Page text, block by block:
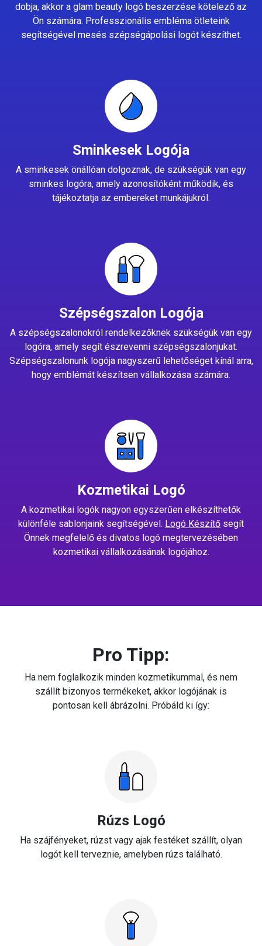
dobja, akkor a glam beauty logó beszerzése kötelező az
Ön számára. Professzionális embléma ötleteink
segítségével mesés szépségápolási logót készíthet.
Sminkesek Logója
A sminkesek önállóan dolgoznak, de szükségük van egy
sminkes logóra, amely azonosítóként működik, és
tájékoztatja az embereket munkájukról.
Szépségszalon Logója
A szépségszalonokról rendelkezőknek szükségük van egy
logóra, amely segít észrevenni szépségszalonjukat.
Szépségszalonunk logója nagyszerű lehetőséget kínál arra,
hogy emblémát készítsen vállalkozása számára.
Kozmetikai Logó
A kozmetikai logók nagyon egyszerűen elkészíthetők
különféle sablonjaink segítségével. Logó Készítő segít
Önnek megfelelő és divatos logó megtervezésében
kozmetikai vállalkozásának logójához.
Pro Tipp:
Ha nem foglalkozik minden kozmetikummal, és nem
szállít bizonyos termékeket, akkor logójának is
pontosan kell ábrázolni. Próbáld ki így:
Rúzs Logó
Ha szájfényeket, rúzst vagy ajak festéket szállít, olyan
logót kell terveznie, amelyben rúzs található.